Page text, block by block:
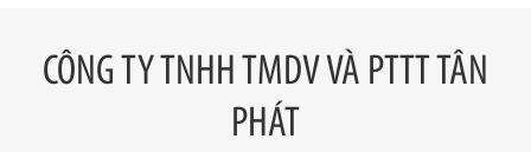
CÔNG TY TNHH TMDV VÀ PTTT TÂN
PHÁT